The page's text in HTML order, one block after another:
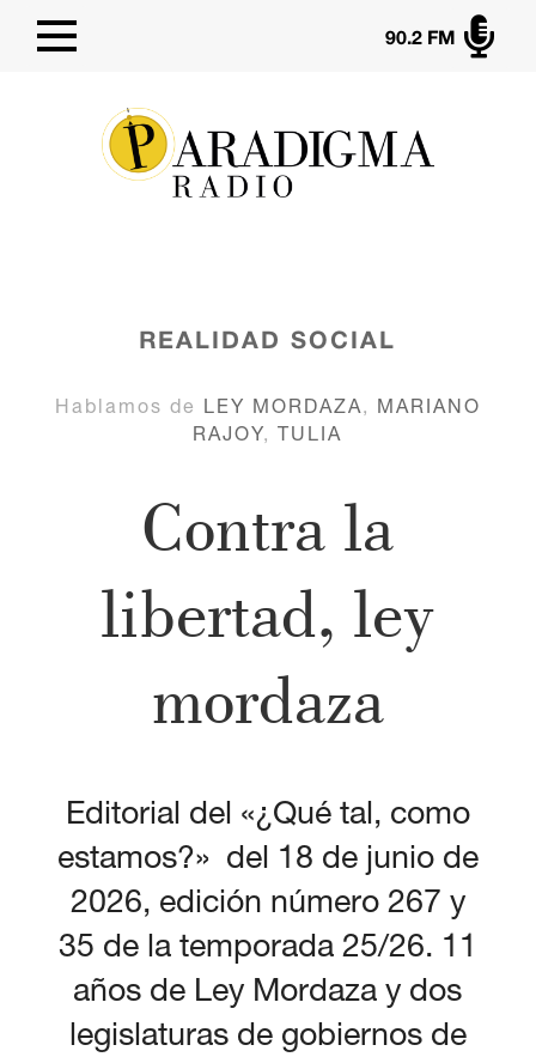

90.2 FM
REALIDAD SOCIAL
Hablamos de LEY MORDAZA,
MARIANO
RAJOY,TULIA
Contra la
libertad, ley
mordaza
Editorial del «¿Qué tal, como
estamos?» del 18 de junio de
2026, edición número 267 y
35 de la temporada 25/26. 11
años de Ley Mordaza y dos
legislaturas de gobiernos de